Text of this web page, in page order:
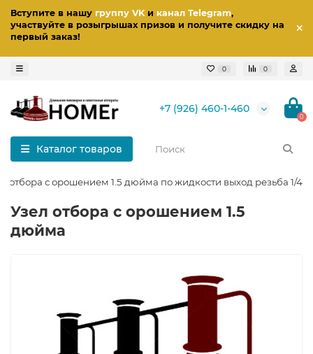
Вступите в нашу группу VKи канал Telegram,
участвуйте в розыгрышах призов и получите скидку на
первый заказ!
0 0
+7 (926) 460-1-460
0
Каталог товаров
отбора с орошением 1.5 дюйма по жидкости выход резьба 1/4
Узел отбора с орошением 1.5
дюйма